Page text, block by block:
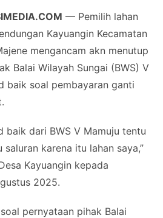
— Pemilih lahan
Kayuangin Kecamatan
mengancam akn menutup
Balai Wilayah Sungai (BWS) V
baik soal pembayaran ganti
baik dari BWS V Mamuju tentu
karena itu lahan saya,”
Kayuangin kepada
2025.
pernyataan pihak Balai